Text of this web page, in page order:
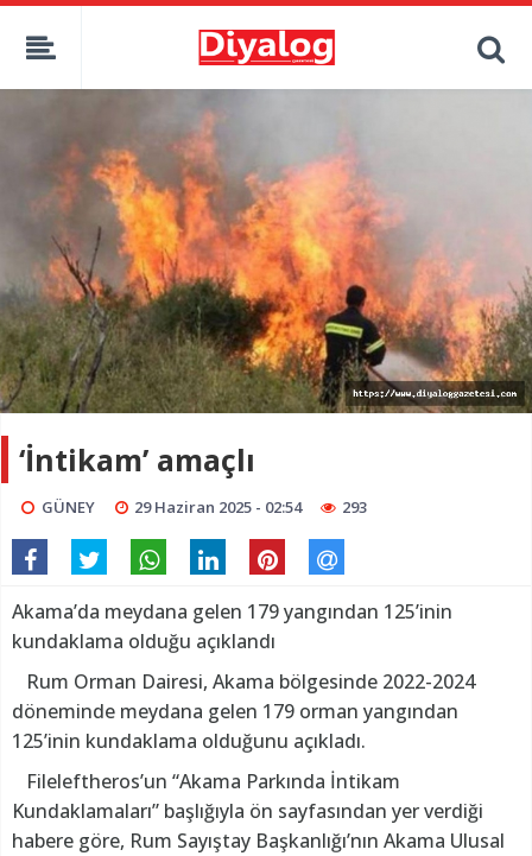
‘İntikam’ amaçlı
GÜNEY 29 Haziran 2025 - 02:54 293
Akama’da meydana gelen 179 yangından 125’inin
kundaklama olduğu açıklandı
Rum Orman Dairesi, Akama bölgesinde 2022-2024
döneminde meydana gelen 179 orman yangından
125’inin kundaklama olduğunu açıkladı.
Fileleftheros’un “Akama Parkında İntikam
Kundaklamaları” başlığıyla ön sayfasından yer verdiği
habere göre, Rum Sayıştay Başkanlığı’nın Akama Ulusal